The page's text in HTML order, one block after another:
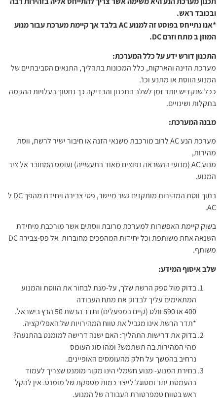
ובכובד ראש.
*אנו נתייחס בפוסט זה למנוע AC בלבד אך קיימת מערכת עבור מנוע
המוזן ב מתח וזרם DC.
התכנון דורש ידע על כלל המערכת:
מערכת הזינה והארקות, כלל המכונות בתהליך, התנאים הסביבתיים של
המנוע הווסת או מתנע וכו'.
ככל שנקדיש יותר זמן לשלב התכנון והבדיקה כך נחסוך בעלויות ההקמה
בתקלות ושינויים.
מבנה המערכת:
מערכת הנע AC לרוב מורכבת משנאי הזנה או חיבור ישיר לרשת, ווסת
מהירות,
מנוע AC (מנועי ההשראה נפוצים מאוד בתעשייה) ועומס המחובר אל ציר
המנוע.
בתוך ווסת המהירות מותקנים גשר מיישר, פסי צבירה ויחידת מהפך DC ל
AC.
בשוק קיימת האפשרות למערכת מרובת ווסתים אשר מורכבת מיחידת
השנאה אחת משותפת וכל יחידות המהפכים מחוברות אל פס-צבירה DC
משותף.
שלב איסוף המידע:
בדוק מול ספק הרשת שלך, על-מנת לבחור את הווסת והמנוע
המתאימים עליך לבדוק את מתח העבודה
400 או 690 וולט (קיים במפעלים) ותדר הרשת 50 הרץ בישראל.
*תדר הרשת אינו מגביל את טווח המהירויות של האפליקציה.
בדוק את דרישות התהליך: האם ישנה דרישה למומנט בהתנעה?
מהי המהירות בה תשתמש? ומהו סוג העומס
נרחיב בהמשך על חלק מהעומסים האופיינים.
בחירת המנוע- מנוע חשמלי הינו מקור מומנט שצריך לעמוד
בהעמסת יתר ומסוגל לייצר כמות מספקת של מומנט. אין להקל
ראש בטווח טמפרטורת העבודה של המנוע.